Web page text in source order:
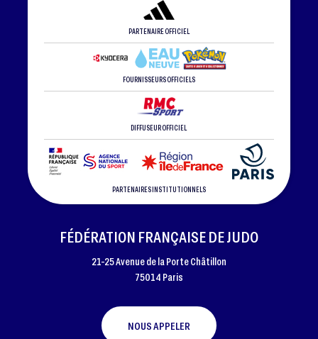
PARTENAIRE OFFICIEL
FOURNISSEURS OFFICIELS
DIFFUSEUR OFFICIEL
PARTENAIRES INSTITUTIONNELS
FÉDÉRATION FRANÇAISE DE JUDO
21-25 Avenue de la Porte Châtillon
75014 Paris
NOUS APPELER